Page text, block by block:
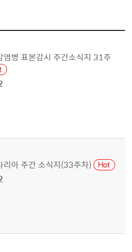
병 표본감시 주간소식지 31주
아 주간 소식지(33주차)